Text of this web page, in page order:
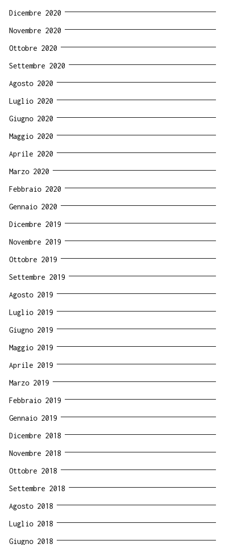
Dicembre 2020
Novembre 2020
Ottobre 2020
Settembre 2020
Agosto 2020
Luglio 2020
Giugno 2020
Maggio 2020
Aprile 2020
Marzo 2020
Febbraio 2020
Gennaio 2020
Dicembre 2019
Novembre 2019
Ottobre 2019
Settembre 2019
Agosto 2019
Luglio 2019
Giugno 2019
Maggio 2019
Aprile 2019
Marzo 2019
Febbraio 2019
Gennaio 2019
Dicembre 2018
Novembre 2018
Ottobre 2018
Settembre 2018
Agosto 2018
Luglio 2018
Giugno 2018